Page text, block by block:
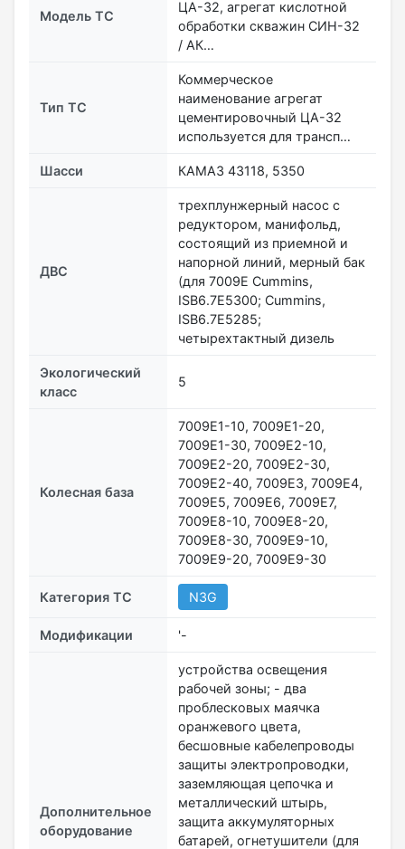
Модель ТС
ЦА-32, агрегат кислотной
обработки скважин СИН-32
/ АК…
Тип ТС
Коммерческое
наименование агрегат
цементировочный ЦА-32
используется для трансп…
Шасси КАМАЗ 43118, 5350
ДВС
трехплунжерный насос с
редуктором, манифольд,
состоящий из приемной и
напорной линий, мерный бак
(для 7009Е Cummins,
ISB6.7E5300; Cummins,
ISB6.7E5285;
четырехтактный дизель
Экологический
класс
5
Колесная база
7009Е1-10, 7009Е1-20,
7009Е1-30, 7009Е2-10,
7009Е2-20, 7009Е2-30,
7009Е2-40, 7009Е3, 7009Е4,
7009Е5, 7009Е6, 7009Е7,
7009Е8-10, 7009Е8-20,
7009Е8-30, 7009Е9-10,
7009Е9-20, 7009Е9-30
Категория ТС N3G
Модификации '-
Дополнительное
оборудование
устройства освещения
рабочей зоны; - два
проблесковых маячка
оранжевого цвета,
бесшовные кабелепроводы
защиты электропроводки,
заземляющая цепочка и
металлический штырь,
защита аккумуляторных
батарей, огнетушители (для